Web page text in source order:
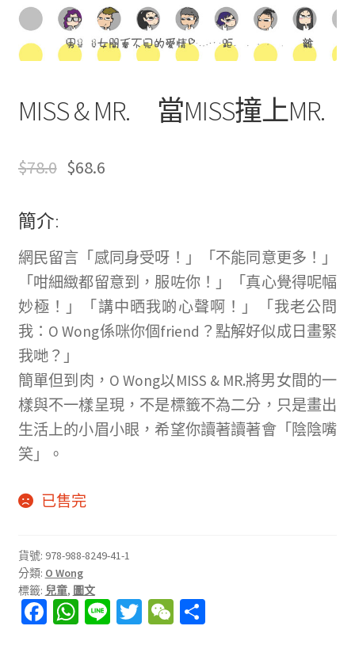
無紙書
文創
聯絡我們+郵費
MISS & MR. 當MISS撞上MR.
$78.0 $68.6
簡介:
網民留言「感同身受呀！」「不能同意更多！」
「咁細緻都留意到，服咗你！」「真心覺得呢幅
妙極！」「講中晒我啲心聲啊！」「我老公問
我：O Wong係咪你個friend？點解好似成日畫緊
我哋？」
簡單但到肉，O Wong以MISS & MR.將男女間的一
樣與不一樣呈現，不是標籤不為二分，只是畫出
生活上的小眉小眼，希望你讀著讀著會「陰陰嘴
笑」。
已售完
貨號: 978-988-8249-41-1
分類: O Wong
標籤: 兒童, 圖文
Fa W Li T W 分